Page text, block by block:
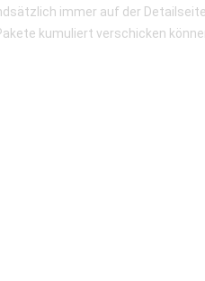
immer auf der
kumuliert verschicken